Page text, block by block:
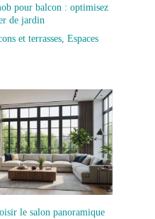
pour balcon : optimisez
de jardin
et terrasses Espaces
le salon panoramique